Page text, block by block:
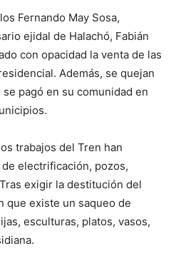
Fernando May Sosa,
ejidal de Halachó, Fabián
con opacidad la venta de las
Además, se quejan
pagó en su comunidad en
trabajos del Tren han
electrificación, pozos,
exigir la destitución del
que existe un saqueo de
esculturas, platos, vasos,